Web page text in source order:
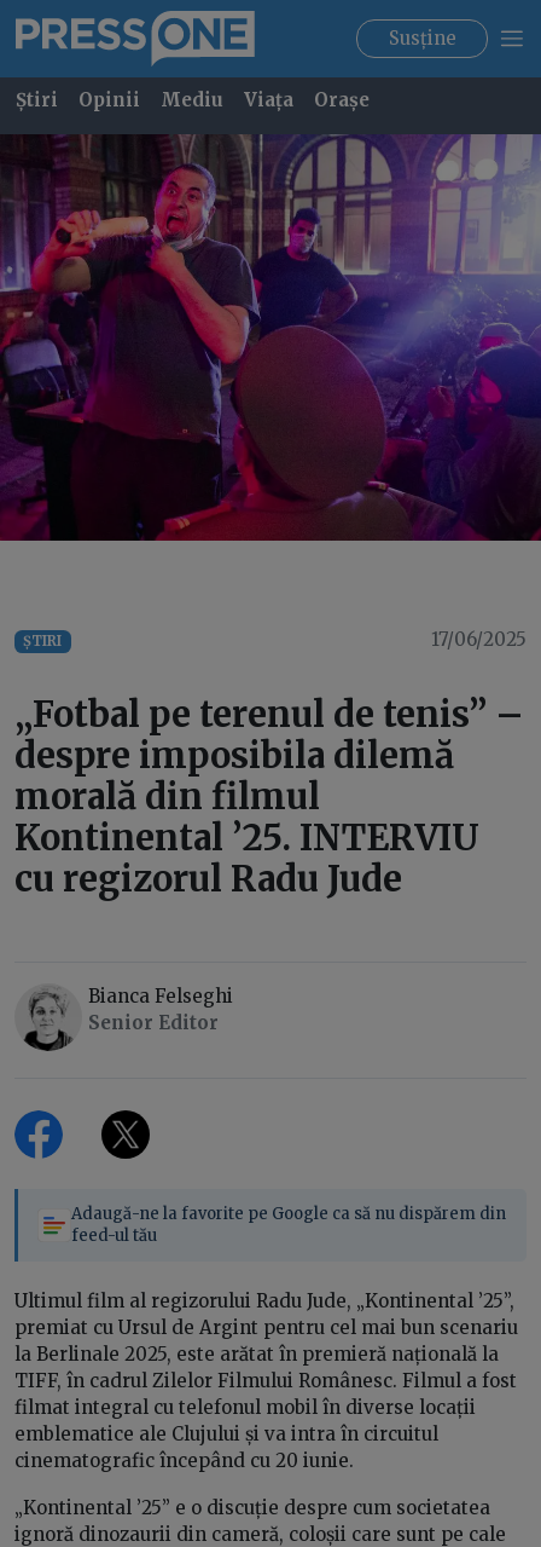
Susține
Știri Opinii Mediu Viața Orașe
ȘTIRI 17/06/2025
„Fotbal pe terenul de tenis” –
despre imposibila dilemă
morală din filmul
Kontinental ’25. INTERVIU
cu regizorul Radu Jude
Bianca Felseghi
Senior Editor
Adaugă-ne la favorite pe Google ca să nu dispărem din
feed-ul tău
Ultimul film al regizorului Radu Jude, „Kontinental ’25”,
premiat cu Ursul de Argint pentru cel mai bun scenariu
la Berlinale 2025, este arătat în premieră națională la
TIFF, în cadrul Zilelor Filmului Românesc. Filmul a fost
filmat integral cu telefonul mobil în diverse locații
emblematice ale Clujului și va intra în circuitul
cinematografic începând cu 20 iunie.
„Kontinental ’25” e o discuție despre cum societatea
ignoră dinozaurii din cameră, coloșii care sunt pe cale